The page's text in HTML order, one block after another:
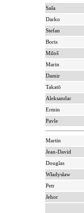
Saša
Darko
Stefan
Boris
Miloš
Marin
Damir
Takatō
Aleksandar
Ermin
Pavle
Martin
Jean-David
Douglas
Władysław
Petr
Jehor